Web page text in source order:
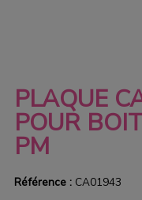
PLAQUE
POUR
PM
Référence :CA01943